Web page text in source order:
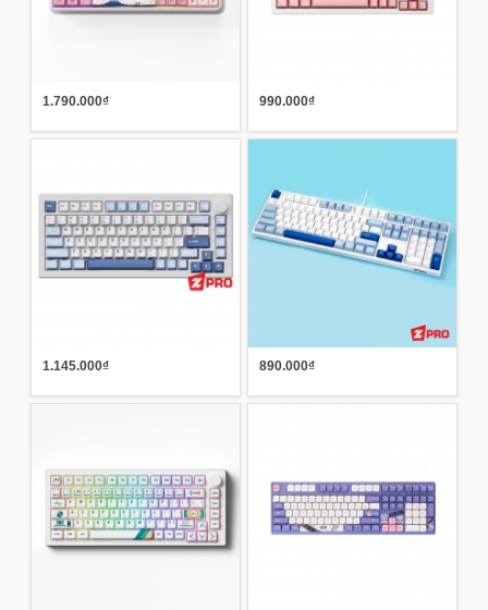
1.790.000₫ 990.000₫
1.145.000₫ 890.000₫